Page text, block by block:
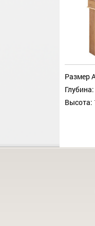
Размер
Высота: